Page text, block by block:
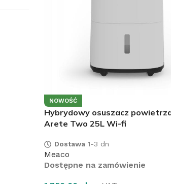
NOWOŚĆ
Hybrydowy osuszacz
Arete Two 25L Wi-fi
Dostawa1-3 dn
Meaco
Dostępne na zamówienie